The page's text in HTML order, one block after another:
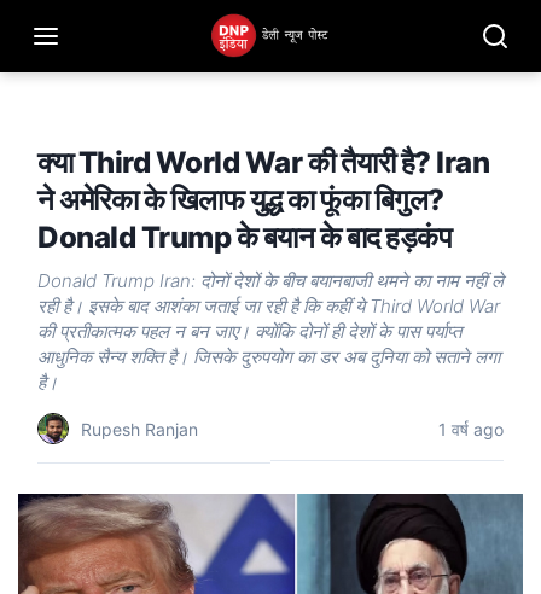
क्या Third World War की तैयारी है? Iran
ने अमेरिका के खिलाफ युद्ध का फूंका बिगुल?
Donald Trump के बयान के बाद हड़कंप
Donald Trump Iran: दोनों देशों के बीच बयानबाजी थमने का नाम नहीं ले
रही है। इसके बाद आशंका जताई जा रही है कि कहीं ये Third World War
की प्रतीकात्मक पहल न बन जाए। क्योंकि दोनों ही देशों के पास पर्याप्त
आधुनिक सैन्य शक्ति है। जिसके दुरुपयोग का डर अब दुनिया को सताने लगा
है।
Rupesh Ranjan 1 वर्ष ago